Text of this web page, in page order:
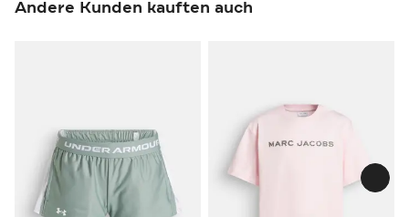
Andere Kunden kauften auch